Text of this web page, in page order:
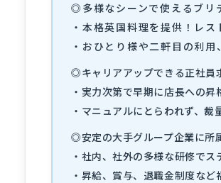
◎多様なシーンで使えるブリ
・本格英国料理を提供！レ
・おひとり様や二軒目の利
◎キャリアアップできる正社員
・実力次第で早期に店長への昇
・マニュアルにとらわれず、
◎安定の大手グループ企業に所
・社内、社外の多様な研修で
・昇給、賞与、退職金制度など